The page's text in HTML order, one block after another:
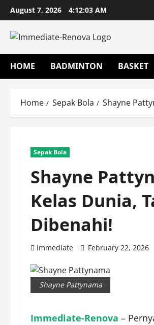
Skip
to
content
August 7, 2026 4:12:04 AM
HOME BADMINTON BASKET
Home Sepak Bola Shayne
Sepak Bola
Shayne
Kelas Dunia,
Dibenahi!
immediate February 22, 2026
Shayne Pattynama
Immediate-Renova –